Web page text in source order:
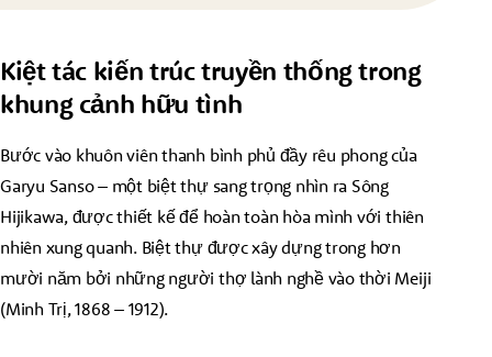
Kiệt tác kiến trúc truyền thống trong
khung cảnh hữu tình
Bước vào khuôn viên thanh bình phủ đầy rêu phong của
Garyu Sanso – một biệt thự sang trọng nhìn ra Sông
Hijikawa, được thiết kế để hoàn toàn hòa mình với thiên
nhiên xung quanh. Biệt thự được xây dựng trong hơn
mười năm bởi những người thợ lành nghề vào thời Meiji
(Minh Trị, 1868 – 1912).